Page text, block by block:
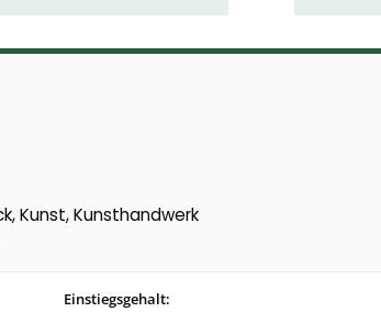
Kunst, Kunsthandwerk
Einstiegsgehalt: